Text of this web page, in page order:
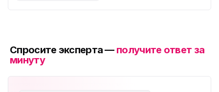
Спросите эксперта — получите ответ за
минуту